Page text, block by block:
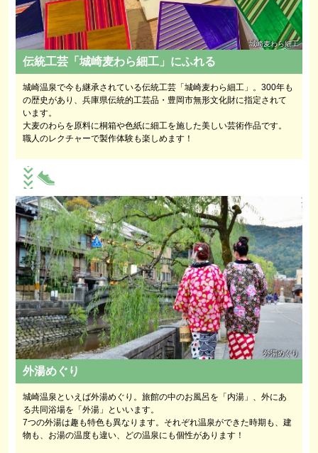
城崎麦わら細工
伝統工芸「城崎麦わら細工」にふれる
城崎温泉で今も継承されている伝統工芸「城崎麦わら細工」。300年も
の歴史があり、兵庫県伝統的工芸品・豊岡市無形文化財に指定されて
います。
大麦のわらを原料に桐箱や色紙に細工を施した美しい芸術作品です。
職人のレクチャーで製作体験も楽しめます！
外湯めぐり
外湯めぐり
城崎温泉といえば外湯めぐり。旅館の中のお風呂を「内湯」、外にあ
る共同浴場を「外湯」といいます。
7つの外湯は趣も特色も異なります。それぞれ温泉ができた時期も、建
物も、お湯の温度も違い、どの温泉にも個性があります！